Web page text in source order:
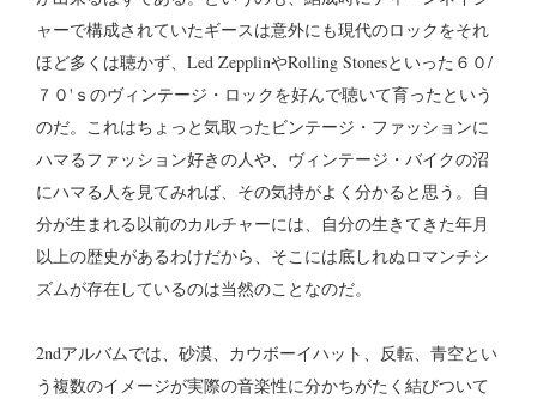
ャーで構成されていたギースは意外にも現代のロックをそれ
ほど多くは聴かず、Led ZepplinやRolling Stonesといった６０/
７０'ｓのヴィンテージ・ロックを好んで聴いて育ったという
のだ。これはちょっと気取ったビンテージ・ファッションに
ハマるファッション好きの人や、ヴィンテージ・バイクの沼
にハマる人を見てみれば、その気持がよく分かると思う。自
分が生まれる以前のカルチャーには、自分の生きてきた年月
以上の歴史があるわけだから、そこには底しれぬロマンチシ
ズムが存在しているのは当然のことなのだ。
2ndアルバムでは、砂漠、カウボーイハット、反転、青空とい
う複数のイメージが実際の音楽性に分かちがたく結びついて